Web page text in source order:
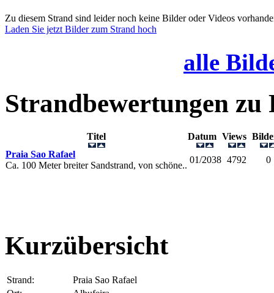
Zu diesem Strand sind leider noch keine Bilder oder Videos
Laden Sie jetzt Bilder zum Strand hoch
alle
Strandbewertungen zu
Titel Datum Views
Praia Sao Rafael
Ca. 100 Meter breiter Sandstrand, von schöne..
01/2038 4792 0
Kurzübersicht
Strand:
Praia Sao Rafael